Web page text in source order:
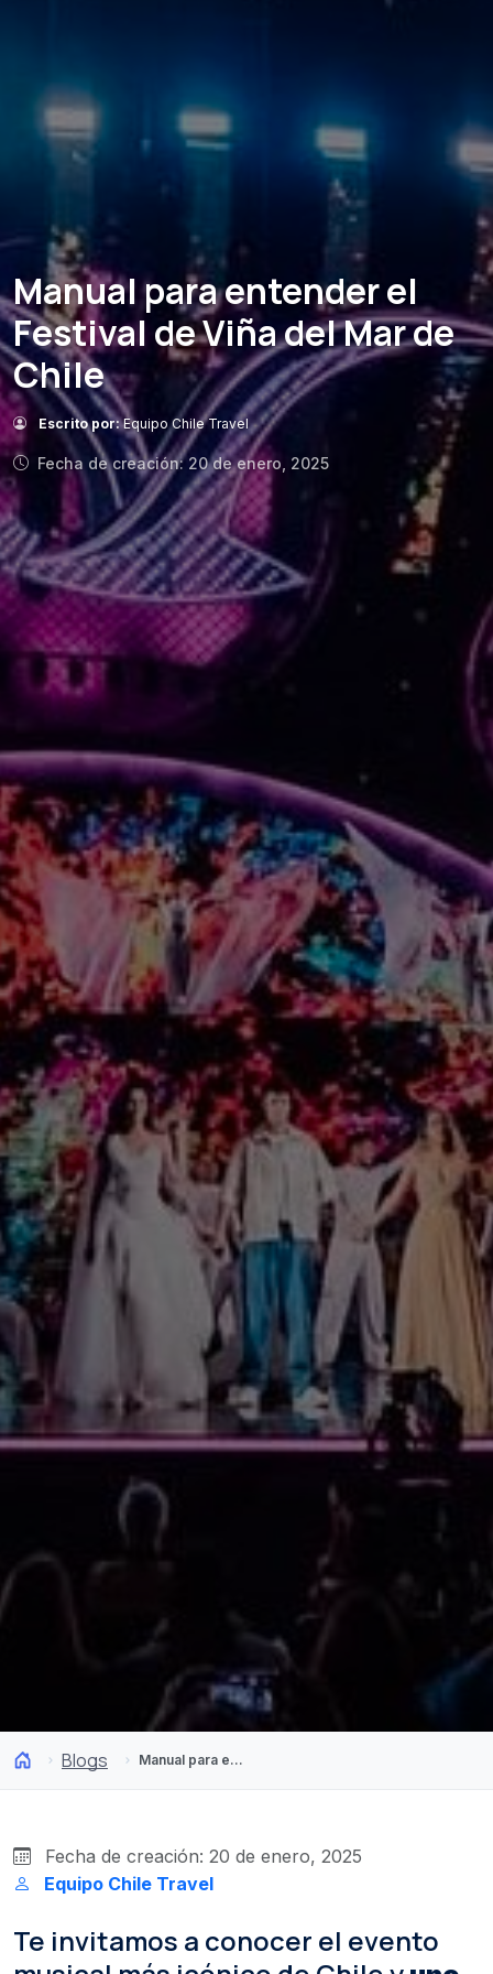
Manual para entender el
Festival de Viña del Mar de
Chile
Escrito por:Equipo Chile Travel
Fecha de creación: 20 de enero, 2025
Blogs Manual para entender el Festival de Viña del Mar de Chile
Fecha de creación: 20 de enero, 2025
Equipo Chile Travel
Te invitamos a conocer el evento